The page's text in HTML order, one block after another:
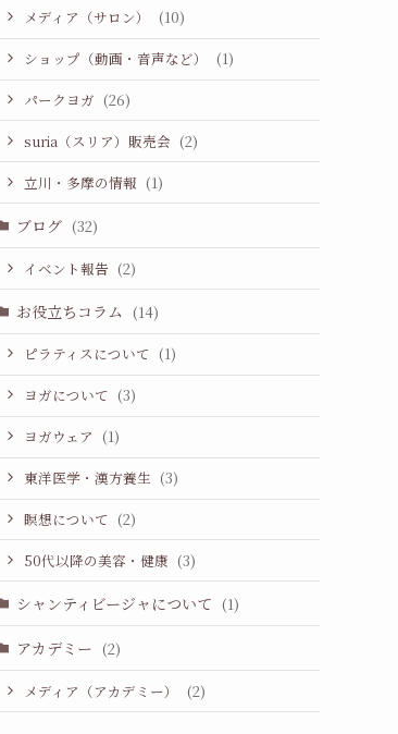
メディア（サロン）
(10)
ショップ（動画・音声など）
(1)
パークヨガ (26)
suria（スリア）販売会 (2)
立川・多摩の情報 (1)
ブログ (32)
イベント報告 (2)
お役立ちコラム (14)
ピラティスについて (1)
ヨガについて (3)
ヨガウェア (1)
東洋医学・漢方養生 (3)
瞑想について (2)
50代以降の美容・健康 (3)
シャンティビージャについて (1)
アカデミー (2)
メディア（アカデミー） (2)